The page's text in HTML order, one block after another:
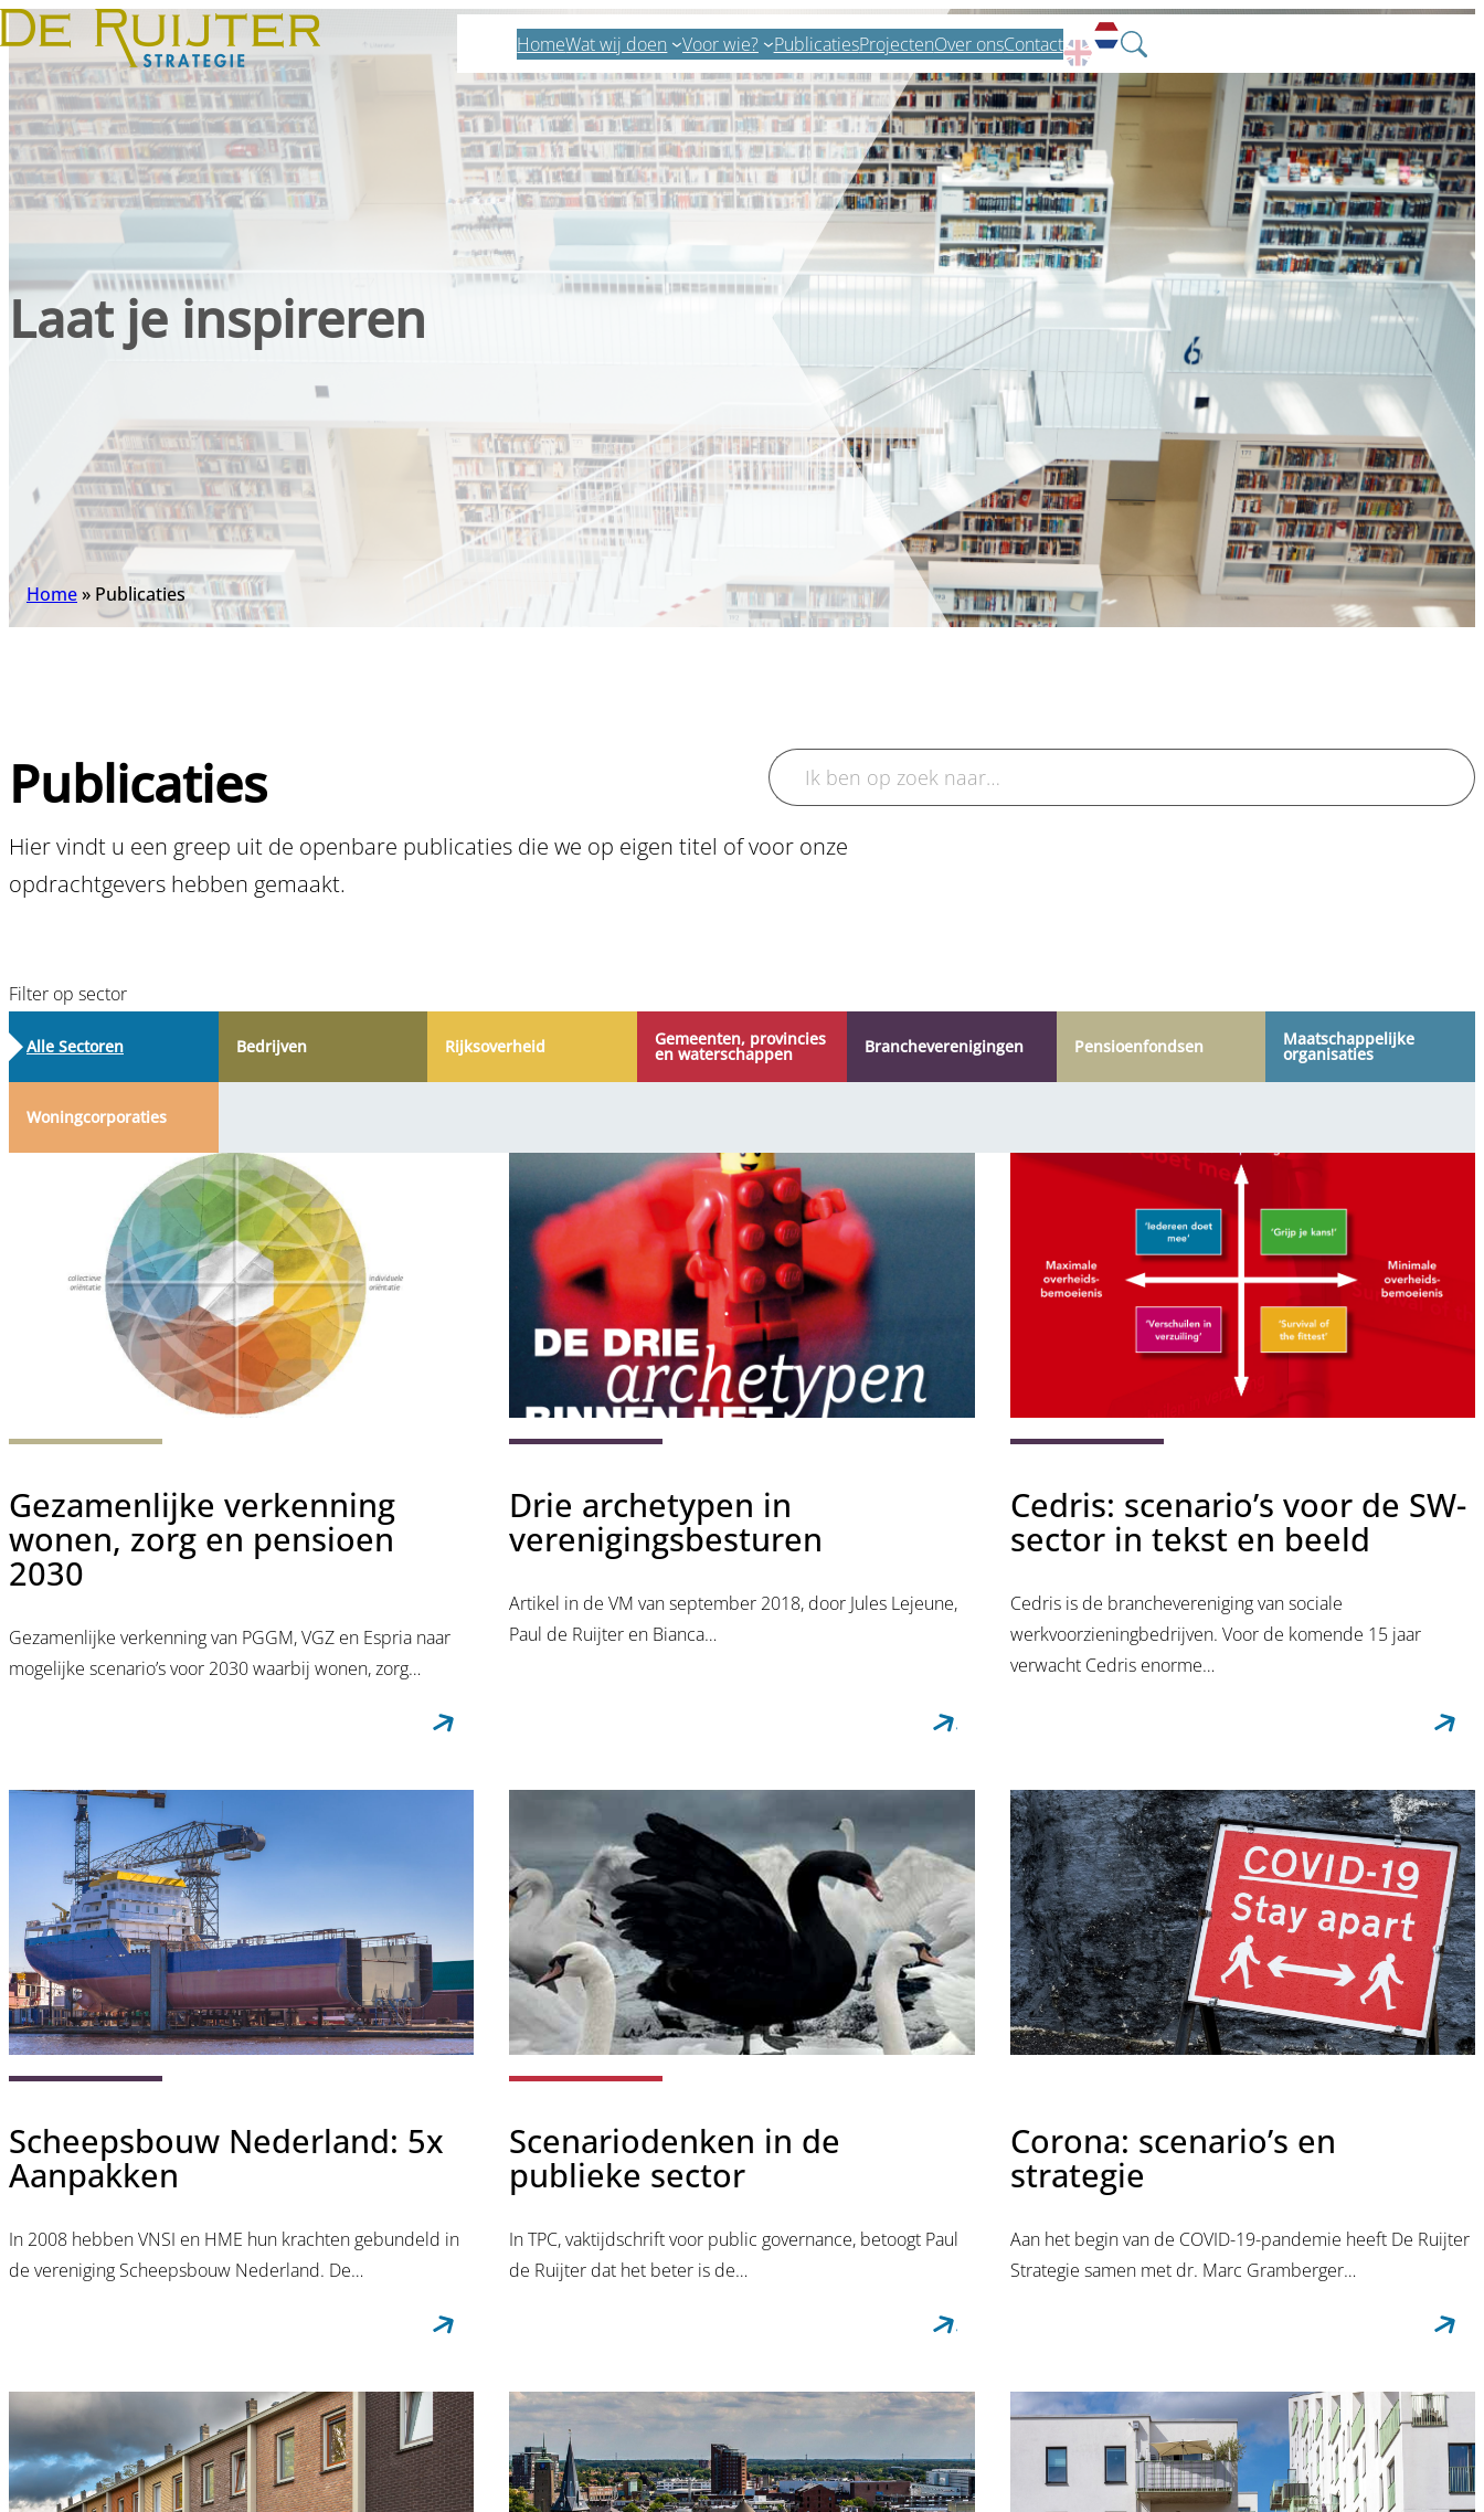
HomeWat wij doen Voor wie? PublicatiesProjectenOver onsContact
Zoeken
Laat je inspireren
Home» Publicaties
Publicaties
Hier vindt u een greep uit de openbare publicaties die we op eigen titel of voor onze
opdrachtgevers hebben gemaakt.
Filter op sector
Alle Sectoren Bedrijven Rijksoverheid Gemeenten, provincies
en waterschappen Branche­verenigingen Pensioen­fondsen Maatschappelijke
organisaties
Woning­corporaties
Gezamenlijke verkenning
wonen, zorg en pensioen
2030
Gezamenlijke verkenning van PGGM, VGZ en Espria naar
mogelijke scenario’s voor 2030 waarbij wonen, zorg…
Drie archetypen in
verenigingsbesturen
Artikel in de VM van september 2018, door Jules Lejeune,
Paul de Ruijter en Bianca…
Cedris: scenario’s voor de SW-
sector in tekst en beeld
Cedris is de branchevereniging van sociale
werkvoorzieningbedrijven. Voor de komende 15 jaar
verwacht Cedris enorme…
Scheepsbouw Nederland: 5x
Aanpakken
In 2008 hebben VNSI en HME hun krachten gebundeld in
de vereniging Scheepsbouw Nederland. De…
Scenariodenken in de
publieke sector
In TPC, vaktijdschrift voor public governance, betoogt Paul
de Ruijter dat het beter is de…
Corona: scenario’s en
strategie
Aan het begin van de COVID-19-pandemie heeft De Ruijter
Strategie samen met dr. Marc Gramberger…